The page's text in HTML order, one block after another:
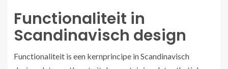
Functionaliteit in
Scandinavisch design
Functionaliteit is een kernprincipe in Scandinavisch